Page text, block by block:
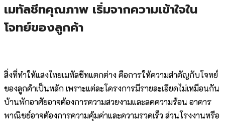
เมทัลชีทคุณภาพ เริ่มจากความเข้าใจใน
โจทย์ของลูกค้า
สิ่งที่ทำให้แสงไทยเมทัลชีทแตกต่าง คือการให้ความสำคัญกับโจทย์
ของลูกค้าเป็นหลัก เพราะแต่ละโครงการมีรายละเอียดไม่เหมือนกัน
บ้านพักอาศัยอาจต้องการความสวยงามและลดความร้อน อาคาร
พาณิชย์อาจต้องการความคุ้มค่าและความรวดเร็ว ส่วนโรงงานหรือ